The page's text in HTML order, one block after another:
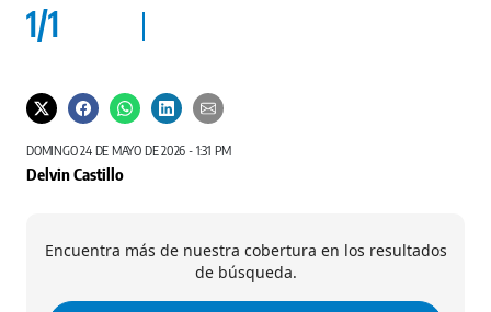
1/1
DOMINGO 24 DE MAYO DE 2026 - 1:31 PM
Delvin Castillo
Encuentra más de nuestra cobertura en los resultados
de búsqueda.